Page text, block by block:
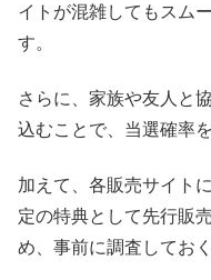
イトが混雑してもスム
す。
さらに、家族や友人と
込むことで、当選確率
加えて、各販売サイト
定の特典として先行販
め、事前に調査してお